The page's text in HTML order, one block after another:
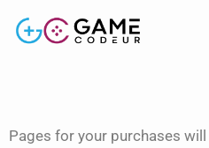
Pages for your purchases